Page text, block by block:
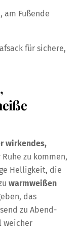
am Fußende
für sichere,
wirkendes,
zu kommen,
Helligkeit, die
warmweißen
das
zu Abend-
weicher